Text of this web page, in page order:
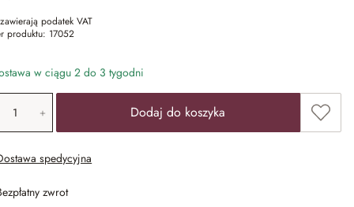
podatek VAT
produktu: 17052
w ciągu 2 do 3 tygodni
produktu: Wprowadź żądaną wartość
Dodaj do koszyka
spedycyjna
zwrot